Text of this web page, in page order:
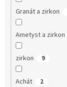
Granát a zirkon
Ametyst a zirkon
zirkon 9
Achát 2